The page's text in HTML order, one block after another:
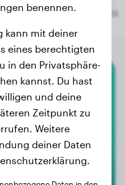
Della Via
benennen.
kann mit deiner
eines berechtigten
in den Privatsphäre-
kannst. Du hast
und deine
Zeitpunkt zu
Weitere
deiner Daten